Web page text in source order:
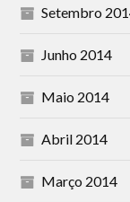
Setembro
Junho 2014
Maio 2014
Abril 2014
Março 2014